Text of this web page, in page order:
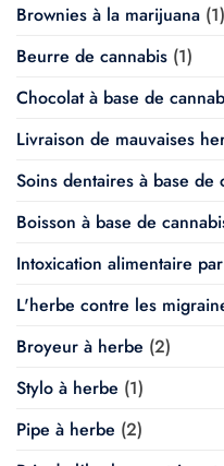
Brownies à la marijuana (1)
Beurre de cannabis (1)
Chocolat à base de
Livraison de mauvaises
Soins dentaires à base de
Boisson à base de
Intoxication alimentaire
L'herbe contre les
Broyeur à herbe (2)
Stylo à herbe (1)
Pipe à herbe (2)